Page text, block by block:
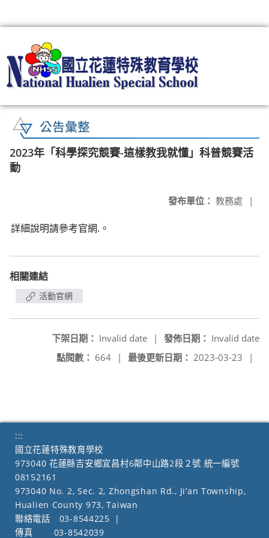
公告彙整
2023年「科學探究競賽-這樣教我就懂」科普競賽活
動
發布單位： 教務處 |
詳細說明請參考官網.。
相關連結
活動官網
發佈日期： Invalid date
下架日期： Invalid date
|
最後更新日期： 2023-03-23 |
點閱數： 664 |
:::
國立花蓮特殊教育學校
973040 花蓮縣吉安鄉宜昌村6鄰中山路2段２號 統一編號
08152161
973040 No. 2, Sec. 2, Zhongshan Rd., Ji’an Township,
Hualien County 973, Taiwan
聯絡電話
03-8544225
|
傳真
03-8542039